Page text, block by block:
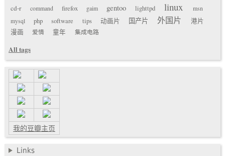
cd-r
command firefox gaim gentoo lighttpd linux
msn
mysql
php software tips 动画片 国产片 外国片
港片
漫画
爱情 童年 集成电路
All tags
我的豆瓣主页
Links